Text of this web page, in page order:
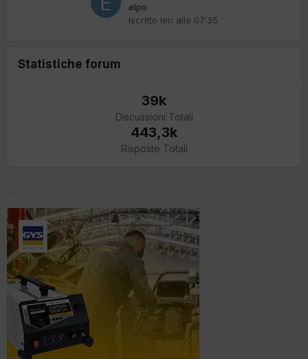
elpo
Iscritto Ieri alle 07:35
Statistiche forum
39k
Discussioni Totali
443,3k
Risposte Totali